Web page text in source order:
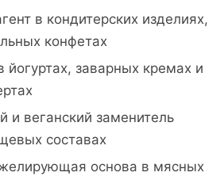
в кондитерских изделиях,
конфетах
йогуртах, заварных кремах и
и веганский заменитель
составах
желирующая основа в мясных